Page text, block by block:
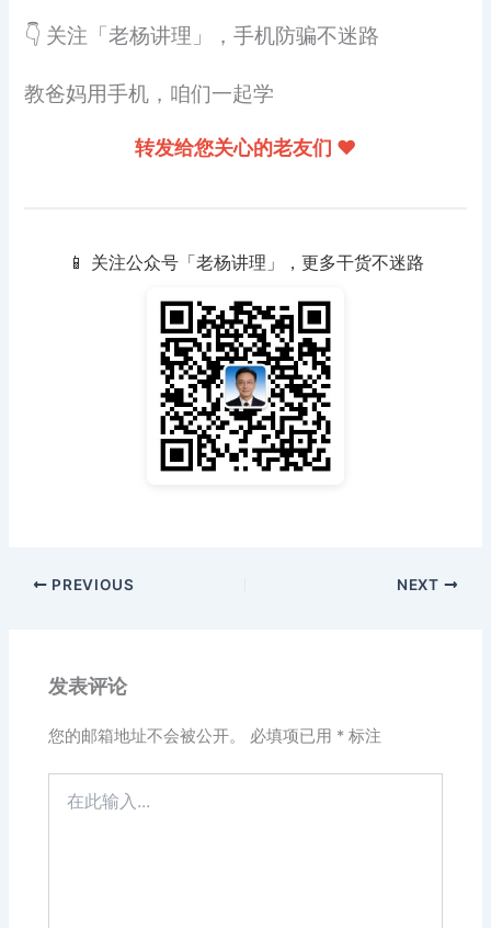
👇 关注「老杨讲理」，手机防骗不迷路
教爸妈用手机，咱们一起学
转发给您关心的老友们 ❤️
📱 关注公众号「老杨讲理」，更多干货不迷路
PREVIOUS NEXT
发表评论
您的邮箱地址不会被公开。 必填项已用 * 标注